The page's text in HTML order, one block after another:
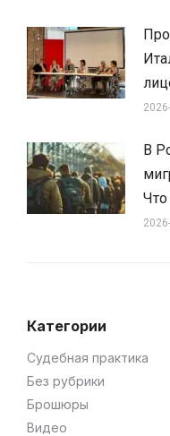
В
Категории
Cудебная практика
Без рубрики
Брошюры
Видео